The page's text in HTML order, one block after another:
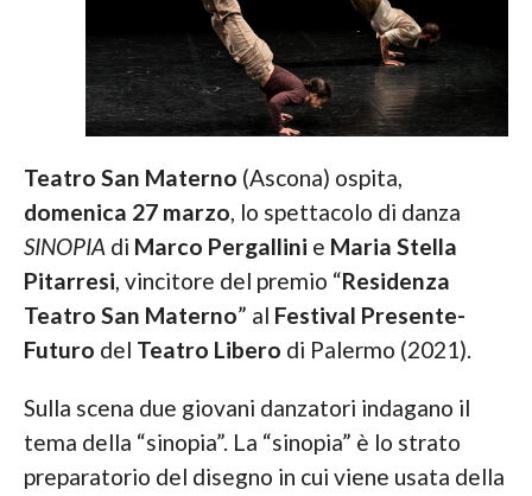
Teatro San Materno (Ascona) ospita,
domenica 27 marzo, lo spettacolo di danza
SINOPIA di Marco Pergallini e Maria Stella
Pitarresi, vincitore del premio “Residenza
Teatro San Materno” al Festival Presente-
Futuro del Teatro Libero di Palermo (2021).
Sulla scena due giovani danzatori indagano il
tema della “sinopia”. La “sinopia” è lo strato
preparatorio del disegno in cui viene usata della